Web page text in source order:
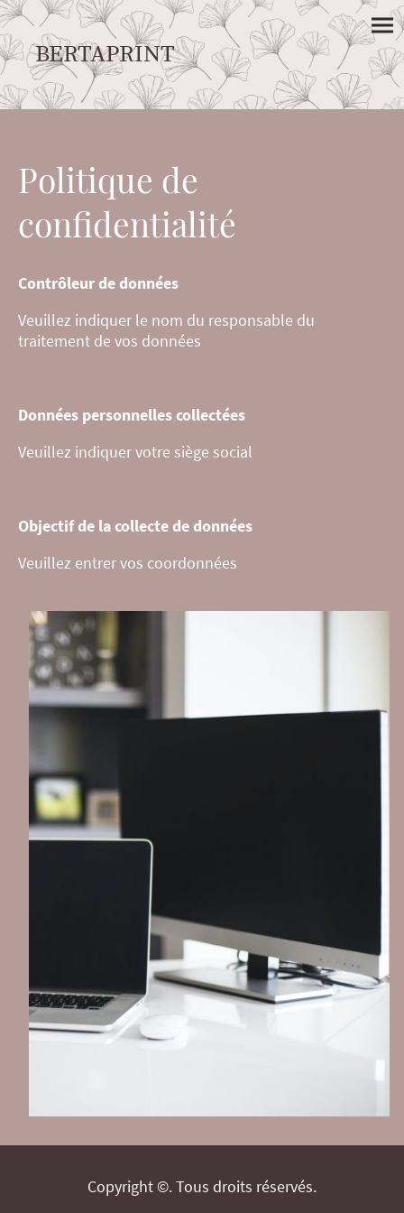
BERTAPRINT
Politique de
confidentialité
Contrôleur de données
Veuillez indiquer le nom du responsable du
traitement de vos données
Données personnelles collectées
Veuillez indiquer votre siège social
Objectif de la collecte de données
Veuillez entrer vos coordonnées
Copyright ©. Tous droits réservés.